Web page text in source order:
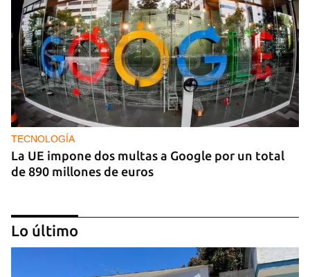
TECNOLOGÍA
La UE impone dos multas a Google por un total
de 890 millones de euros
Lo último